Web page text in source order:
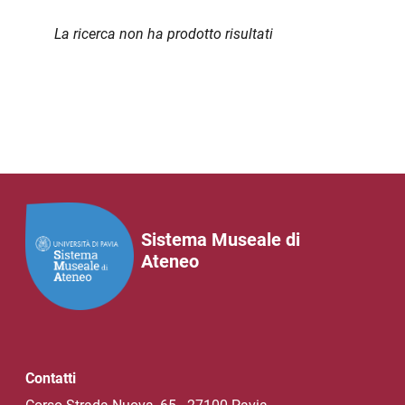
La ricerca non ha prodotto risultati
Sistema Museale di
Ateneo
Contatti